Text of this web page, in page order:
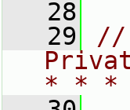
   28
   29
//
* *